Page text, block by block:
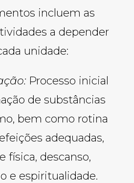
incluem as
a depender
unidade:
Processo inicial
de substâncias
bem como rotina
adequadas,
física, descanso,
e espiritualidade.